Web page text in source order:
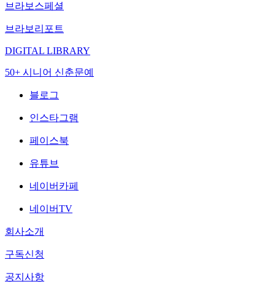
브라보스페셜
브라보리포트
DIGITAL LIBRARY
50+ 시니어 신춘문예
블로그
인스타그램
페이스북
유튜브
네이버카페
네이버TV
회사소개
구독신청
공지사항